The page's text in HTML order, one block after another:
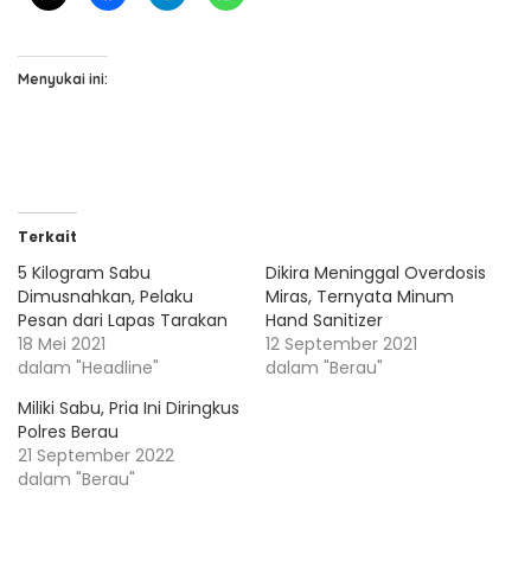
Menyukai ini:
Terkait
5 Kilogram Sabu
Dimusnahkan, Pelaku
Pesan dari Lapas Tarakan
18 Mei 2021
dalam "Headline"
Dikira Meninggal Overdosis
Miras, Ternyata Minum
Hand Sanitizer
12 September 2021
dalam "Berau"
Miliki Sabu, Pria Ini Diringkus
Polres Berau
21 September 2022
dalam "Berau"